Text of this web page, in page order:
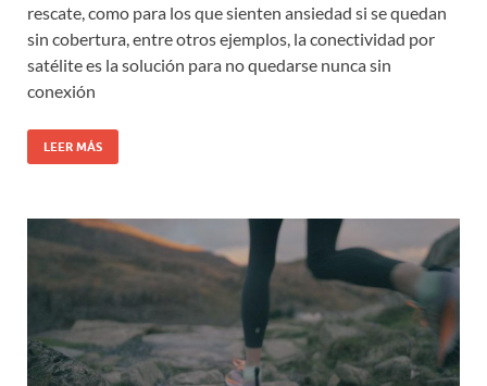
rescate, como para los que sienten ansiedad si se quedan
sin cobertura, entre otros ejemplos, la conectividad por
satélite es la solución para no quedarse nunca sin
conexión
LEER MÁS